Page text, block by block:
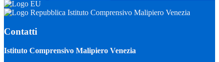
Istituto Comprensivo Malipiero Venezia
Contatti
Istituto Comprensivo Malipiero Venezia